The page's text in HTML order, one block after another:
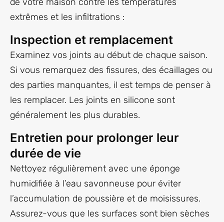
extrêmes et les infiltrations :
Inspection et remplacement
Examinez vos joints au début de chaque saison.
Si vous remarquez des fissures, des écaillages ou
des parties manquantes, il est temps de penser à
les remplacer. Les joints en silicone sont
généralement les plus durables.
Entretien pour prolonger leur
durée de vie
Nettoyez régulièrement avec une éponge
humidifiée à l’eau savonneuse pour éviter
l’accumulation de poussière et de moisissures.
Assurez-vous que les surfaces sont bien sèches